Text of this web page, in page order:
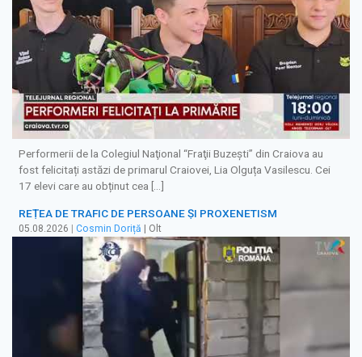
Performerii de la Colegiul Naţional “Fraţii Buzeşti” din Craiova au
fost felicitați astăzi de primarul Craiovei, Lia Olguța Vasilescu. Cei
17 elevi care au obținut cea […]
REȚEA DE TRAFIC DE PERSOANE ȘI PROXENETISM
05.08.2026 Cosmin Doriță | Olt